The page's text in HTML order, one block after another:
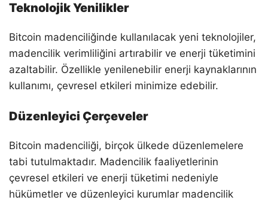
Teknolojik Yenilikler
Bitcoin madenciliğinde kullanılacak yeni teknolojiler,
madencilik verimliliğini artırabilir ve enerji tüketimini
azaltabilir. Özellikle yenilenebilir enerji kaynaklarının
kullanımı, çevresel etkileri minimize edebilir.
Düzenleyici Çerçeveler
Bitcoin madenciliği, birçok ülkede düzenlemelere
tabi tutulmaktadır. Madencilik faaliyetlerinin
çevresel etkileri ve enerji tüketimi nedeniyle
hükümetler ve düzenleyici kurumlar madencilik